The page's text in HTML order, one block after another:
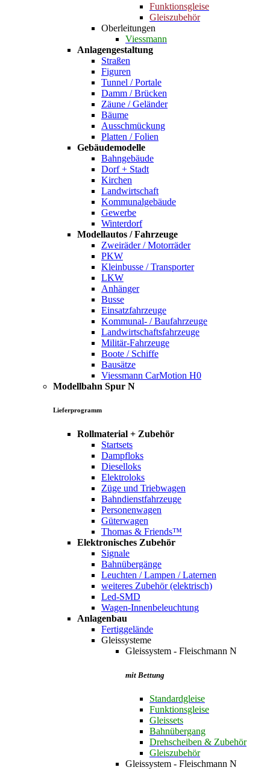
Funktionsgleise
Gleiszubehör
Oberleitungen
Viessmann
Anlagengestaltung
Straßen
Figuren
Tunnel / Portale
Damm / Brücken
Zäune / Geländer
Bäume
Ausschmückung
Platten / Folien
Gebäudemodelle
Bahngebäude
Dorf + Stadt
Kirchen
Landwirtschaft
Kommunalgebäude
Gewerbe
Winterdorf
Modellautos / Fahrzeuge
Zweiräder / Motorräder
PKW
Kleinbusse / Transporter
LKW
Anhänger
Busse
Einsatzfahrzeuge
Kommunal- / Baufahrzeuge
Landwirtschaftsfahrzeuge
Militär-Fahrzeuge
Boote / Schiffe
Bausätze
Viessmann CarMotion H0
Modellbahn Spur N
Lieferprogramm
Rollmaterial + Zubehör
Startsets
Dampfloks
Dieselloks
Elektroloks
Züge und Triebwagen
Bahndienstfahrzeuge
Personenwagen
Güterwagen
Thomas & Friends™
Elektronisches Zubehör
Signale
Bahnübergänge
Leuchten / Lampen / Laternen
weiteres Zubehör (elektrisch)
Led-SMD
Wagen-Innenbeleuchtung
Anlagenbau
Fertiggelände
Gleissysteme
Gleissystem - Fleischmann N
mit Bettung
Standardgleise
Funktionsgleise
Gleissets
Bahnübergang
Drehscheiben & Zubehör
Gleiszubehör
Gleissystem - Fleischmann N